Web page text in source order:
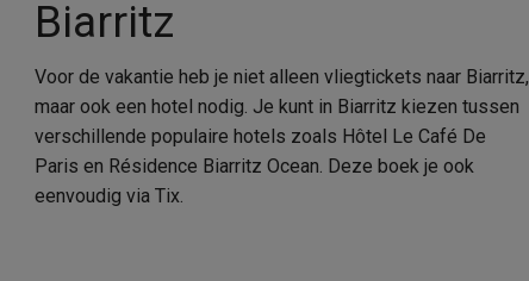
Biarritz
Voor de vakantie heb je niet alleen vliegtickets naar Biarritz,
maar ook een hotel nodig. Je kunt in Biarritz kiezen tussen
verschillende populaire hotels zoals Hôtel Le Café De
Paris en Résidence Biarritz Ocean. Deze boek je ook
eenvoudig via Tix.